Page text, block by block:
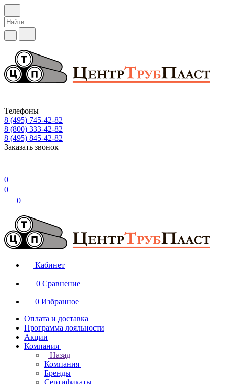
Телефоны
8 (495) 745-42-82
8 (800) 333-42-82
8 (495) 845-42-82
Заказать звонок
0
0
0
Кабинет
0 Сравнение
0 Избранное
Оплата и доставка
Программа лояльности
Акции
Компания
Назад
Компания
Бренды
Сертификаты